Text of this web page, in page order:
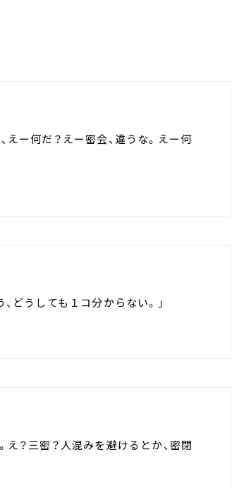
えー何だ？えー密会、違うな。えー何
どうしても１コ分からない。」
え？三密？人混みを避けるとか、密閉